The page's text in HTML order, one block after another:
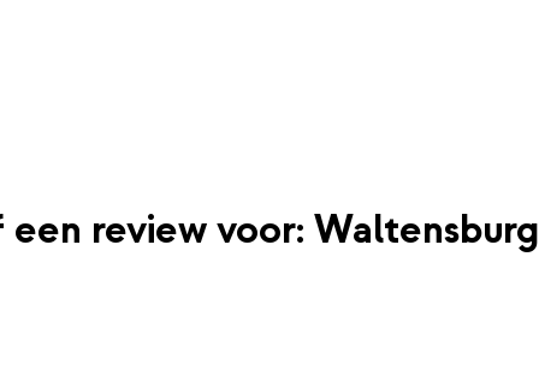
een review voor: Waltensburg